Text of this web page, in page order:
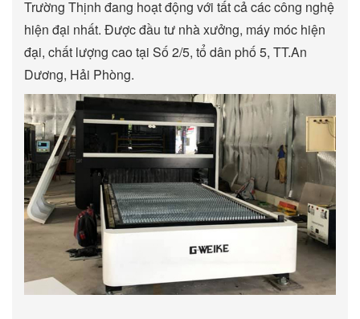
Trường Thịnh đang hoạt động với tất cả các công nghệ
hiện đại nhất. Được đầu tư nhà xưởng, máy móc hiện
đại, chất lượng cao tại Số 2/5, tổ dân phố 5, TT.An
Dương, Hải Phòng.